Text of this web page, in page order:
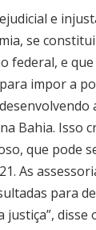
e
se
federal, e
impor a
Bahia. Isso
que pode
As
para
justiça”, disse